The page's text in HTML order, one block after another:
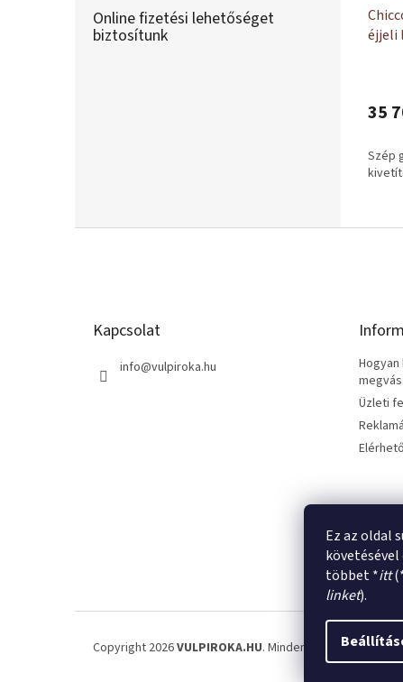
Ez az oldal
többet *itt
linket).
Online fizetési lehetőséget
biztosítunk
éjjeli
35
Szép
Kapcsolat
info@vulpiroka.hu
Hogyan
Üzleti
Copyright 2026VULPIROKA.HU. Minden jog fenntartva.